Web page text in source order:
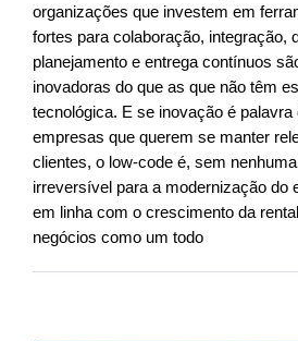
organizações que investem em
fortes para colaboração, integração,
planejamento e entrega contínuos
inovadoras do que as que não têm
tecnológica. E se inovação é palavra
empresas que querem se manter
clientes, o low-code é, sem
irreversível para a modernização do
em linha com o crescimento da
negócios como um todo